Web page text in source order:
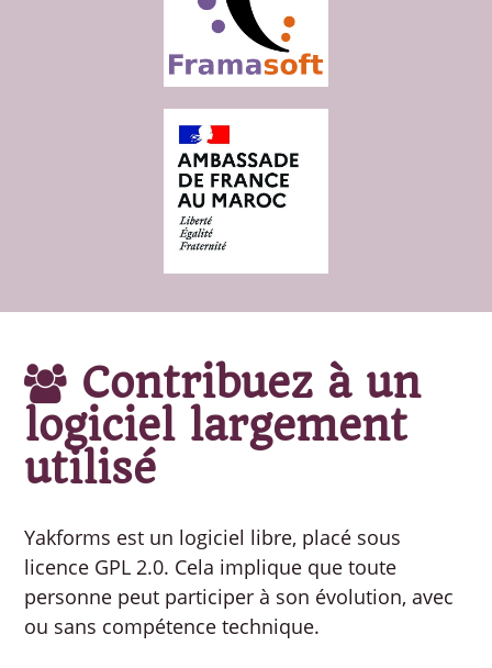
Contribuez à un
logiciel largement
utilisé
Yakforms est un logiciel libre, placé sous
licence GPL 2.0. Cela implique que toute
personne peut participer à son évolution, avec
ou sans compétence technique.